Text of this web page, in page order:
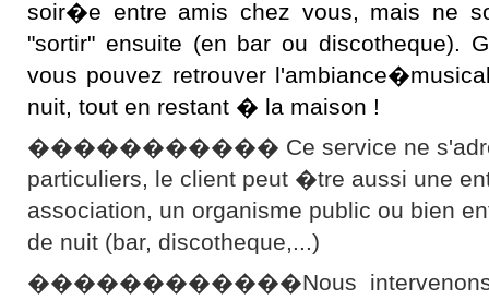
soir�e entre amis chez vous, mais ne
"sortir" ensuite (en bar ou discotheque).
vous pouvez retrouver
nuit, tout en restant � la maison !
����������� Ce service ne
particuliers, le client peut �tre aussi une
association, un organisme public ou bien
de nuit (bar, discotheque,...)
������������Nous intervenons